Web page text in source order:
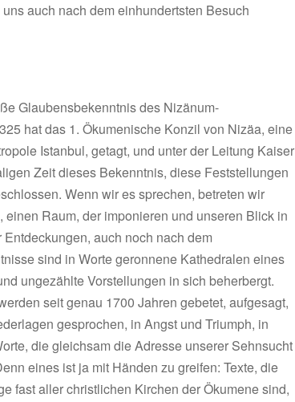
auch nach dem einhundertsten Besuch
Glaubensbekenntnis des Nizänum-
hat das 1. Ökumenische Konzil von Nizäa, eine
Istanbul, getagt, und unter der Leitung Kaiser
Zeit dieses Bekenntnis, diese Feststellungen
Wenn wir es sprechen, betreten wir
Raum, der imponieren und unseren Blick in
auch noch nach dem
sind in Worte geronnene Kathedralen eines
ungezählte Vorstellungen in sich beherbergt.
seit genau 1700 Jahren gebetet, aufgesagt,
gesprochen, in Angst und Triumph, in
die gleichsam die Adresse unserer Sehnsucht
eines ist ja mit Händen zu greifen: Texte, die
fast aller christlichen Kirchen der Ökumene sind,